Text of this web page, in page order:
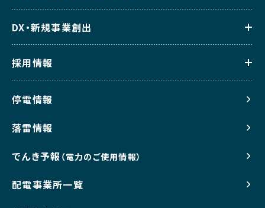
DX・新規事業創出
採用情報
停電情報
落雷情報
でんき予報 （電力のご使用情報）
配電事業所一覧